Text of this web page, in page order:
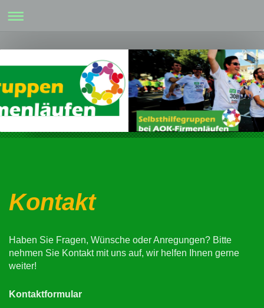
Kontakt
Haben Sie Fragen, Wünsche oder Anregungen? Bitte
nehmen Sie Kontakt mit uns auf, wir helfen Ihnen gerne
weiter!
Kontaktformular